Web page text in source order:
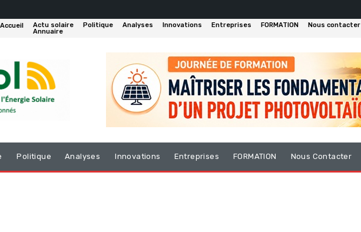
Accueil Actu solaire Politique Analyses Innovations Entreprises FORMATION
Nous contacter
Annuaire
Politique Analyses Innovations Entreprises FORMATION Nous Contacter